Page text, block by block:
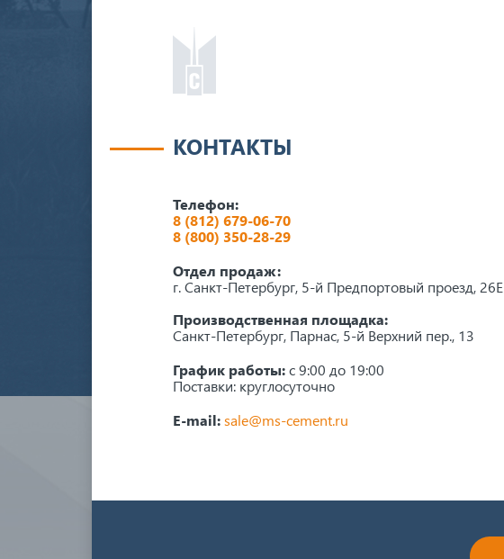
КОНТАКТЫ
Телефон:
8 (812) 679-06-70
8 (800) 350-28-29
Отдел продаж:
г. Санкт-Петербург, 5-й Предпортовый проезд, 26Е
Производственная площадка:
Санкт-Петербург, Парнас, 5-й Верхний пер., 13
График работы:с 9:00 до 19:00
Поставки: круглосуточно
E-mail:sale@ms-cement.ru